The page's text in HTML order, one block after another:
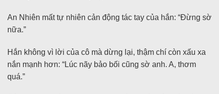
An Nhiên mất tự nhiên cản động tác tay của hắn: “Đừng sờ
nữa.”
Hắn không vì lời của cô mà dừng lại, thậm chí còn xấu xa
nắn mạnh hơn: “Lúc nãy bảo bối cũng sờ anh. A, thơm
quá.”